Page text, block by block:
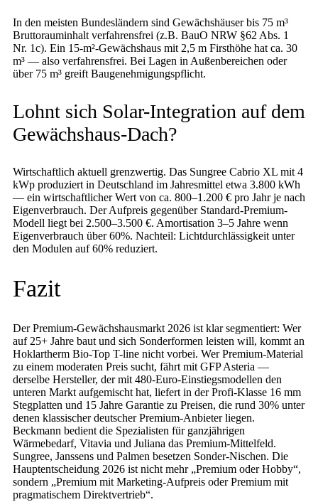
In den meisten Bundesländern sind Gewächshäuser bis 75 m³
Bruttorauminhalt verfahrensfrei (z.B. BauO NRW §62 Abs. 1
Nr. 1c). Ein 15-m²-Gewächshaus mit 2,5 m Firsthöhe hat ca. 30
m³ — also verfahrensfrei. Bei Lagen in Außenbereichen oder
über 75 m³ greift Baugenehmigungspflicht.
Lohnt sich Solar-Integration auf dem
Gewächshaus-Dach?
Wirtschaftlich aktuell grenzwertig. Das Sungree Cabrio XL mit 4
kWp produziert in Deutschland im Jahresmittel etwa 3.800 kWh
— ein wirtschaftlicher Wert von ca. 800–1.200 € pro Jahr je nach
Eigenverbrauch. Der Aufpreis gegenüber Standard-Premium-
Modell liegt bei 2.500–3.500 €. Amortisation 3–5 Jahre wenn
Eigenverbrauch über 60%. Nachteil: Lichtdurchlässigkeit unter
den Modulen auf 60% reduziert.
Fazit
Der Premium-Gewächshausmarkt 2026 ist klar segmentiert: Wer
auf 25+ Jahre baut und sich Sonderformen leisten will, kommt an
Hoklartherm Bio-Top T-line nicht vorbei. Wer Premium-Material
zu einem moderaten Preis sucht, fährt mit GFP Asteria —
derselbe Hersteller, der mit 480-Euro-Einstiegsmodellen den
unteren Markt aufgemischt hat, liefert in der Profi-Klasse 16 mm
Stegplatten und 15 Jahre Garantie zu Preisen, die rund 30% unter
denen klassischer deutscher Premium-Anbieter liegen.
Beckmann bedient die Spezialisten für ganzjährigen
Wärmebedarf, Vitavia und Juliana das Premium-Mittelfeld.
Sungree, Janssens und Palmen besetzen Sonder-Nischen. Die
Hauptentscheidung 2026 ist nicht mehr „Premium oder Hobby“,
sondern „Premium mit Marketing-Aufpreis oder Premium mit
pragmatischem Direktvertrieb“.